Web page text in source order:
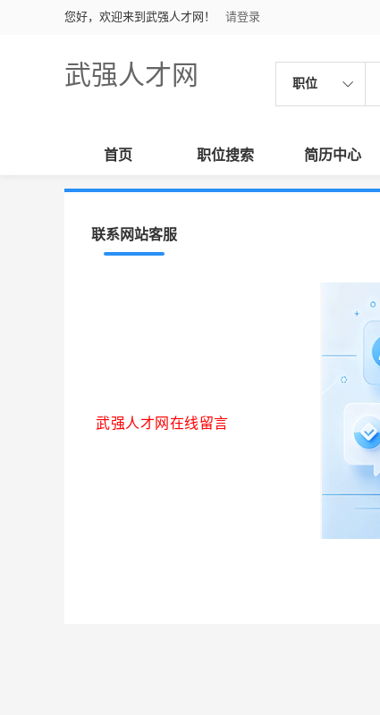
您好，欢迎来到武强人才网！ 请登录
武强人才网 职位
首页 职位搜索 简历中心
联系网站客服
武强人才网在线留言